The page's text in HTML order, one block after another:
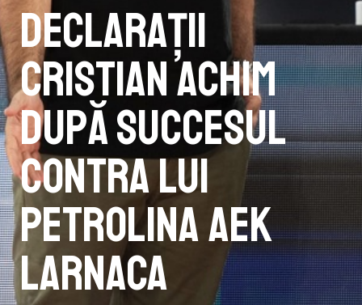
Declarații
Cristian Achim
după succesul
contra lui
Petrolina AEK
Larnaca